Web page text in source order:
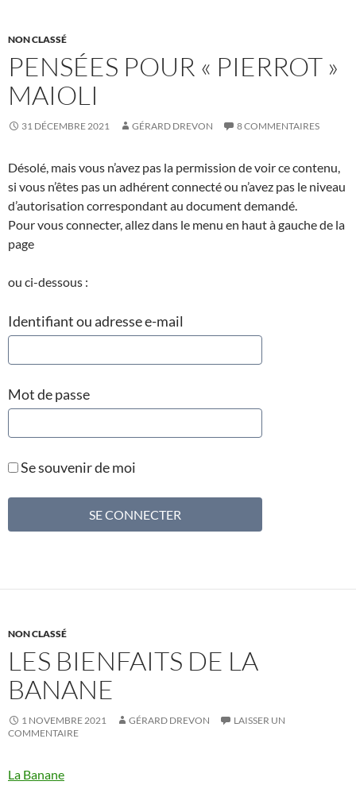
NON CLASSÉ
PENSÉES POUR « PIERROT »
MAIOLI
31 DÉCEMBRE 2021 GÉRARD DREVON 8 COMMENTAIRES
Désolé, mais vous n’avez pas la permission de voir ce contenu,
si vous n’êtes pas un adhérent connecté ou n’avez pas le niveau
d’autorisation correspondant au document demandé.
Pour vous connecter, allez dans le menu en haut à gauche de la
page
ou ci-dessous :
Identifiant ou adresse e-mail
Mot de passe
Se souvenir de moi
NON CLASSÉ
LES BIENFAITS DE LA
BANANE
1 NOVEMBRE 2021 GÉRARD DREVON
LAISSER UN
COMMENTAIRE
La Banane